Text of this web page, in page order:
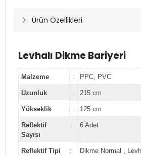
Ürün Özellikleri
Levhalı Dikme Bariyeri
Malzeme : PPC, PVC
Uzunluk : 215 cm
Yükseklik : 125 cm
Reflektif
Sayısı
: 6 Adet
Reflektif Tipi :
Dikme Normal ,